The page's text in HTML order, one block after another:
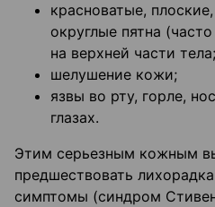
красноватые,
округлые пятна
на верхней части тела;
шелушение кожи;
язвы во рту, горле,
глазах.
Этим серьезным кожным
предшествовать
симптомы (синдром